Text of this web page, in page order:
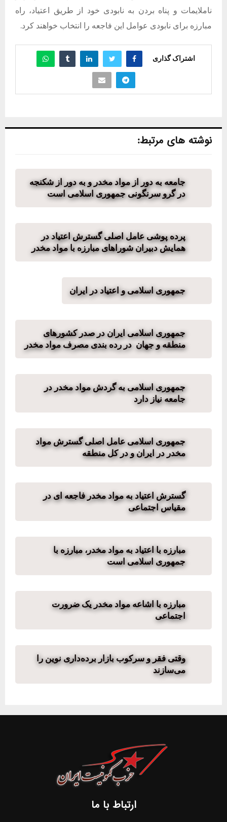
ناملایمات و پناه بردن به نابودی خود از طریق اعتیاد، راه
مبارزه برای نابودی عوامل این فاجعه را انتخاب خواهند کرد.
اشتراک گذاری
نوشته های مرتبط:
جامعه به دور از مواد مخدر و به دور از شکنجه
در گرو سرنگونی جمهوری اسلامی است
پرده پوشی عامل اصلی گسترش اعتیاد در
همایش دبیران شوراهای مبارزه با مواد مخدر
جمهوری اسلامی و اعتیاد در ایران
جمهوری اسلامی ایران در صدر کشورهای
منطقه و جهان در رده بندی مصرف مواد مخدر
جمهوری اسلامی به گردش مواد مخدر در
جامعه نیاز دارد
جمهوری اسلامی عامل اصلی گسترش مواد
مخدر در ایران و در کل منطقه
گسترش اعتیاد به مواد مخدر فاجعه ای در
مقیاس اجتماعی
مبارزه با اعتیاد به مواد مخدر، مبارزه با
جمهوری اسلامی است
مبارزه با اشاعه مواد مخدر یک ضرورت
اجتماعی
وقتی فقر و سرکوب بازار برده‌داری نوین را
می‌سازند
ارتباط با ما